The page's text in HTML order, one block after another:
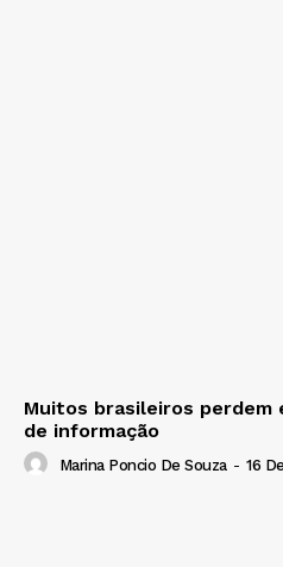
Muitos brasileiros
de informação
Marina Poncio De Souza - 16